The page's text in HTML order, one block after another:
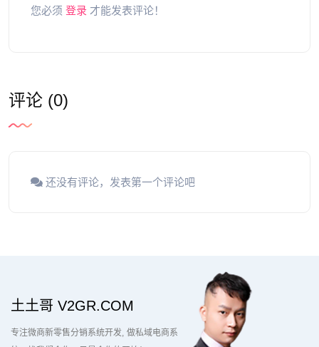
您必须 登录 才能发表评论！
评论 (0)
还没有评论，发表第一个评论吧
土土哥 V2GR.COM
专注微商新零售分销系统开发 做私域电商系